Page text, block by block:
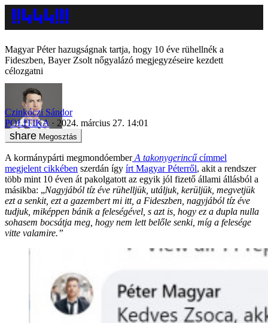
Magyar Péter hazugságnak tartja, hogy 10 éve rühellnék a
Fideszben, Bayer Zsolt nőgyalázó megjegyzéseire kezdett
célozgatni
Czinkóczi Sándor
POLITIKA
2024. március 27. 14:01
Megosztás
A kormánypárti megmondóember A takonygerincűcímmel
megjelent cikkében szerdán így írt Magyar Péterről, akit a rendszer
több mint 10 éven át pakolgatott az egyik jól fizető állami állásból a
másikba: „Nagyjából tíz éve rühelljük, utáljuk, kerüljük, megvetjük
ezt a senkit, ezt a gazembert mi itt, a Fideszben, nagyjából tíz éve
tudjuk, miképpen bánik a feleségével, s azt is, hogy ez a dupla nulla
sohasem bocsátja meg, hogy nem lett belőle senki, míg a felesége
vitte valamire.”